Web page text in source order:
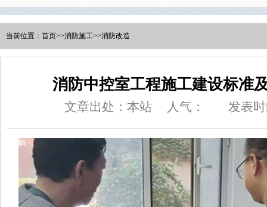
当前位置： 首页>>消防施工>>消防改造
消防中控室工程施工建设标准
文章出处：本站 人气： 发表